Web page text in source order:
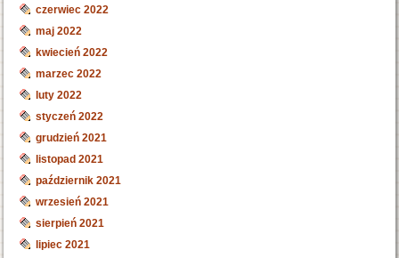
czerwiec 2022
maj 2022
kwiecień 2022
marzec 2022
luty 2022
styczeń 2022
grudzień 2021
listopad 2021
październik 2021
wrzesień 2021
sierpień 2021
lipiec 2021